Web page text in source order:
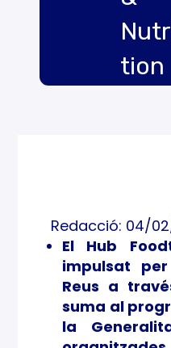
tion
Regi
ó
Redacció: 04/
El Hub
impulsat
Reus a
suma al
la